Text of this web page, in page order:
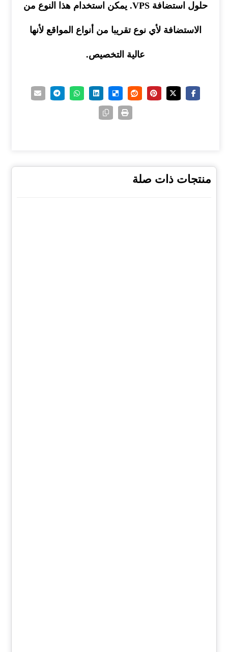
حلول استضافة VPS. يمكن استخدام هذا النوع من
الاستضافة لأي نوع تقريبا من أنواع المواقع لأنها
عالية التخصيص.
منتجات ذات صلة